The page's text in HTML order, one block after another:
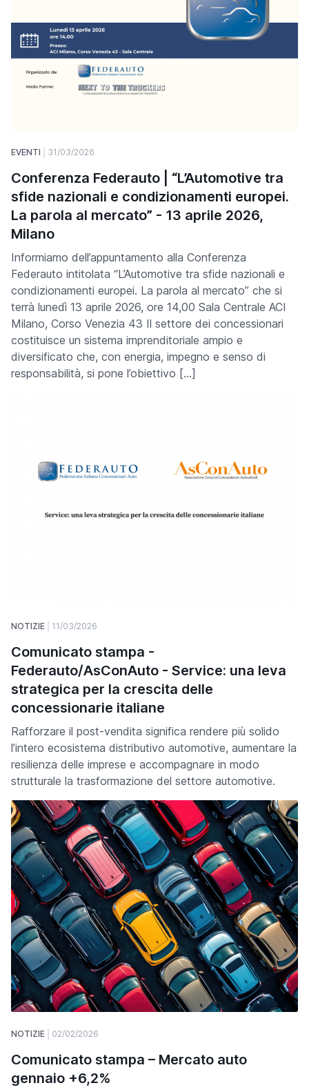
EVENTI 31/03/2026
Conferenza Federauto | “L’Automotive tra
sfide nazionali e condizionamenti europei.
La parola al mercato” - 13 aprile 2026,
Milano
Informiamo dell’appuntamento alla Conferenza
Federauto intitolata “L’Automotive tra sfide nazionali e
condizionamenti europei. La parola al mercato” che si
terrà lunedì 13 aprile 2026, ore 14,00 Sala Centrale ACI
Milano, Corso Venezia 43 Il settore dei concessionari
costituisce un sistema imprenditoriale ampio e
diversificato che, con energia, impegno e senso di
responsabilità, si pone l’obiettivo […]
NOTIZIE 11/03/2026
Comunicato stampa -
Federauto/AsConAuto - Service: una leva
strategica per la crescita delle
concessionarie italiane
Rafforzare il post-vendita significa rendere più solido
l’intero ecosistema distributivo automotive, aumentare la
resilienza delle imprese e accompagnare in modo
strutturale la trasformazione del settore automotive.
NOTIZIE 02/02/2026
Comunicato stampa – Mercato auto
gennaio +6,2%